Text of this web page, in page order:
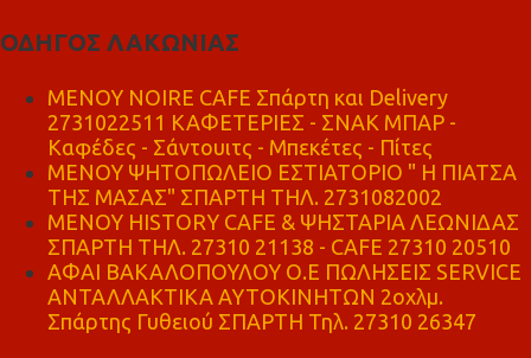
ΟΔΗΓΟΣ ΛΑΚΩΝΙΑΣ
MENOY NOIRE CAFE Σπάρτη και Delivery
2731022511 ΚΑΦΕΤΕΡΙΕΣ - ΣΝΑΚ ΜΠΑΡ -
Καφέδες - Σάντουιτς - Μπεκέτες - Πίτες
ΜΕΝΟΥ ΨΗΤΟΠΩΛΕΙΟ ΕΣΤΙΑΤΟΡΙΟ " Η ΠΙΑΤΣΑ
ΤΗΣ ΜΑΣΑΣ" ΣΠΑΡΤΗ ΤΗΛ. 2731082002
ΜΕΝΟΥ HISTORY CAFE & ΨΗΣΤΑΡΙΑ ΛΕΩΝΙΔΑΣ
ΣΠΑΡΤΗ ΤΗΛ. 27310 21138 - CAFE 27310 20510
ΑΦΑΙ ΒΑΚΑΛΟΠΟΥΛΟΥ Ο.Ε ΠΩΛΗΣΕΙΣ SERVICE
ΑΝΤΑΛΛΑΚΤΙΚΑ ΑΥΤΟΚΙΝΗΤΩΝ 2οχλμ.
Σπάρτης Γυθειού ΣΠΑΡΤΗ Τηλ. 27310 26347